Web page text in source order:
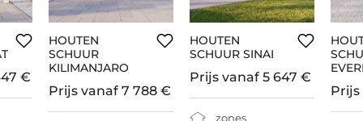
€
HOUTEN
SCHUUR
KILIMANJARO
Prijs vanaf 7 788 €
HOUTEN
SCHUUR SINAI
zones
Prijs vanaf 5 647 €